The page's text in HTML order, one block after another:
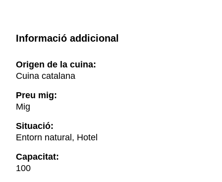
Informació addicional
Origen de la cuina:
Cuina catalana
Preu mig:
Mig
Situació:
Entorn natural, Hotel
Capacitat:
100